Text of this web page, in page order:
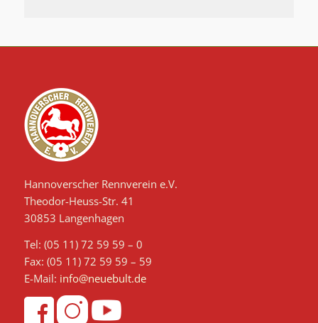
Hannoverscher Rennverein e.V.
Theodor-Heuss-Str. 41
30853 Langenhagen
Tel: (05 11) 72 59 59 – 0
Fax: (05 11) 72 59 59 – 59
E-Mail: info@neuebult.de